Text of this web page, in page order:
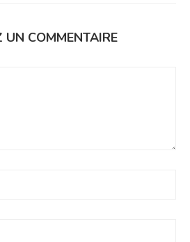
UN COMMENTAIRE